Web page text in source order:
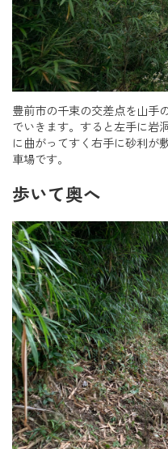
豊前市の千束の交差点を山手
でいきます。すると左手に岩
に曲がってすく右手に砂利が
車場です。
歩いて奥へ